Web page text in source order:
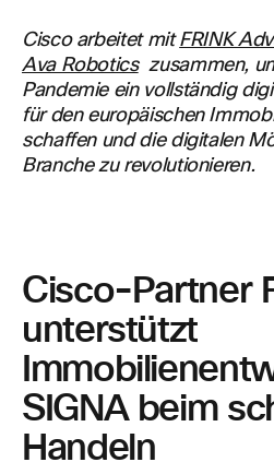
Cisco arbeitet mitFRINK
Ava Robotics zusammen,
Pandemie ein vollständig
für den europäischen
schaffen und die digitalen
Branche zu revolutionieren.
Cisco-Partner
unterstützt
SIGNA beim
Handeln